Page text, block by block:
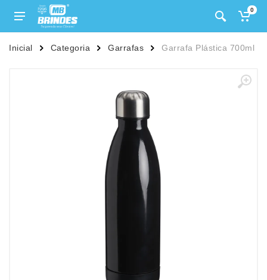
0
Inicial Categoria Garrafas Garrafa Plástica 700ml